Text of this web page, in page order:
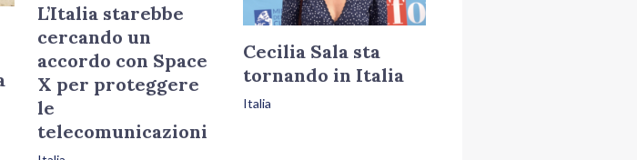
L’Italia starebbe
cercando un
accordo con Space
X per proteggere
le
telecomunicazioni
Cecilia Sala sta
tornando in Italia
Italia